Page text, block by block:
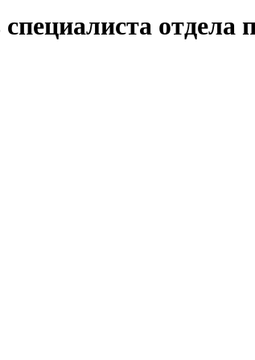
отдела